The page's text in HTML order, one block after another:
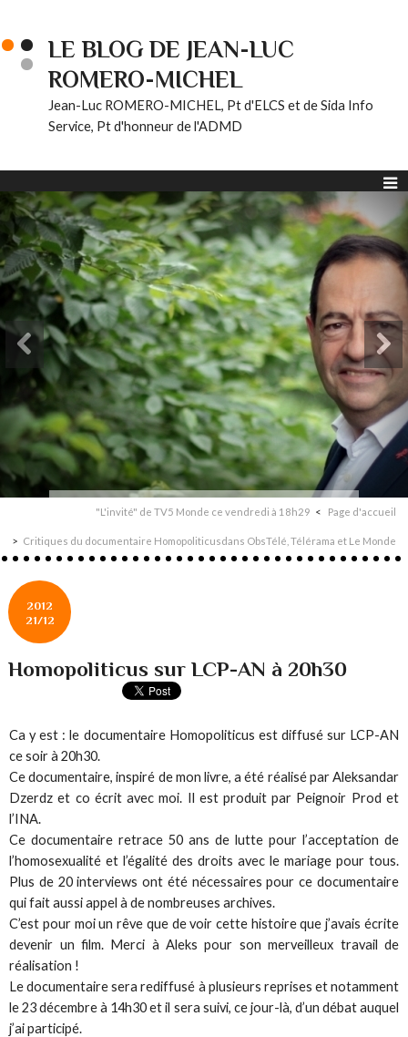
LE BLOG DE JEAN-LUC
ROMERO-MICHEL
Jean-Luc ROMERO-MICHEL, Pt d'ELCS et de Sida Info
Service, Pt d'honneur de l'ADMD
"L'invité" de TV5 Monde ce vendredi à 18h29 Page d'accueil
Critiques du documentaire Homopoliticusdans ObsTélé, Télérama et Le Monde
2012
21/12
Homopoliticus sur LCP-AN à 20h30
Ca y est : le documentaire Homopoliticus est diffusé sur LCP-AN
ce soir à 20h30.
Ce documentaire, inspiré de mon livre, a été réalisé par Aleksandar
Dzerdz et co écrit avec moi. Il est produit par Peignoir Prod et
l’INA.
Ce documentaire retrace 50 ans de lutte pour l’acceptation de
l’homosexualité et l’égalité des droits avec le mariage pour tous.
Plus de 20 interviews ont été nécessaires pour ce documentaire
qui fait aussi appel à de nombreuses archives.
C’est pour moi un rêve que de voir cette histoire que j’avais écrite
devenir un film. Merci à Aleks pour son merveilleux travail de
réalisation !
Le documentaire sera rediffusé à plusieurs reprises et notamment
le 23 décembre à 14h30 et il sera suivi, ce jour-là, d’un débat auquel
j’ai participé.